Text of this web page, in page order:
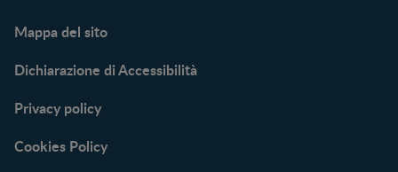
Mappa del sito
Dichiarazione di Accessibilità
Privacy policy
Cookies Policy